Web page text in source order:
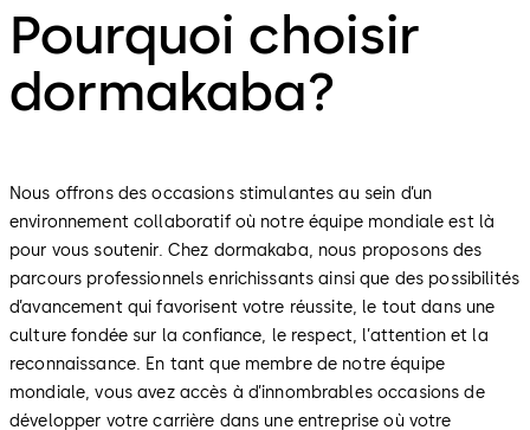
Pourquoi choisir
dormakaba?
Nous offrons des occasions stimulantes au sein d’un
environnement collaboratif où notre équipe mondiale est là
pour vous soutenir. Chez dormakaba, nous proposons des
parcours professionnels enrichissants ainsi que des possibilités
d’avancement qui favorisent votre réussite, le tout dans une
culture fondée sur la confiance, le respect, l’attention et la
reconnaissance. En tant que membre de notre équipe
mondiale, vous avez accès à d’innombrables occasions de
développer votre carrière dans une entreprise où votre